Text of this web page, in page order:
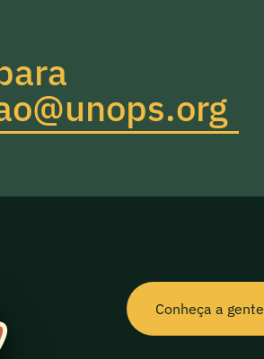
Conheça a gente